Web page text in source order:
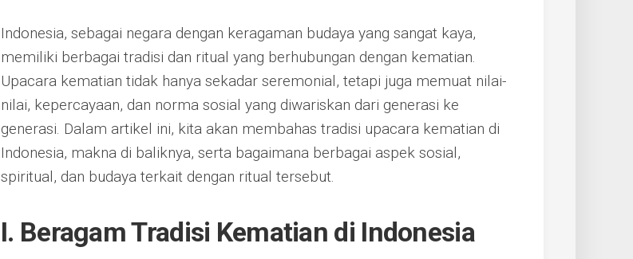
Indonesia, sebagai negara dengan keragaman budaya yang sangat kaya,
memiliki berbagai tradisi dan ritual yang berhubungan dengan kematian.
Upacara kematian tidak hanya sekadar seremonial, tetapi juga memuat nilai-
nilai, kepercayaan, dan norma sosial yang diwariskan dari generasi ke
generasi. Dalam artikel ini, kita akan membahas tradisi upacara kematian di
Indonesia, makna di baliknya, serta bagaimana berbagai aspek sosial,
spiritual, dan budaya terkait dengan ritual tersebut.
I. Beragam Tradisi Kematian di Indonesia